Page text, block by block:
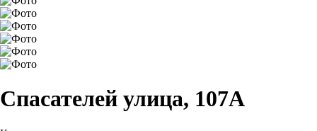
Спасателей улица, 107А